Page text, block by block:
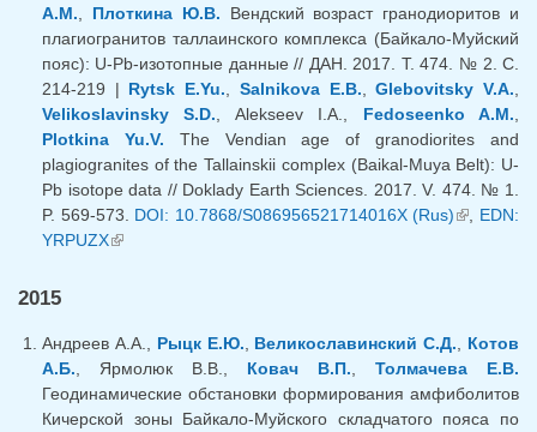
А.М., Плоткина Ю.В. Вендский возраст гранодиоритов и
плагиогранитов таллаинского комплекса (Байкало-Муйский
пояс): U-Pb-изотопные данные // ДАН. 2017. Т. 474. № 2. С.
214-219 | Rytsk E.Yu., Salnikova E.B.,Glebovitsky V.A.,
Velikoslavinsky S.D., Alekseev I.A., Fedoseenko A.M.,
Plotkina Yu.V. The Vendian age of granodiorites and
plagiogranites of the Tallainskii complex (Baikal-Muya Belt): U-
Pb isotope data // Doklady Earth Sciences. 2017. V. 474. № 1.
P. 569-573. DOI: 10.7868/S086956521714016X (Rus)(внешняя
, EDN:
YRPUZX(внешняя ссылка)
2015
Андреев А.А., Рыцк Е.Ю. Великославинский С.Д.
Котов
А.Б. , Ярмолюк В.В., Ковач В.П.
Толмачева Е.В.
Геодинамические обстановки формирования амфиболитов
Кичерской зоны Байкало-Муйского складчатого пояса по